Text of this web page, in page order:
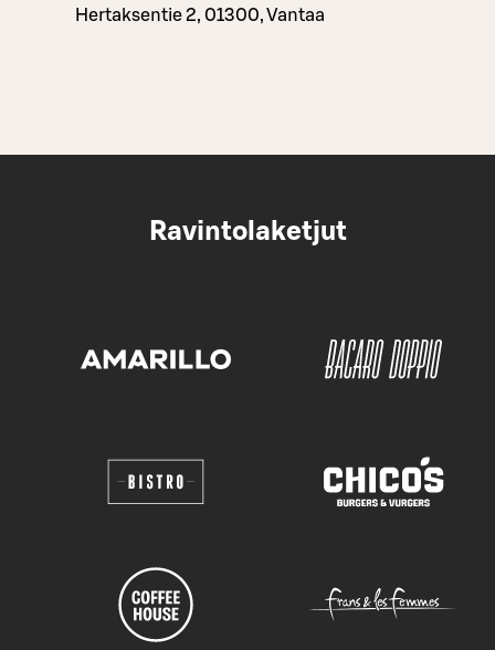
Hertaksentie 2, 01300, Vantaa
Ravintolaketjut